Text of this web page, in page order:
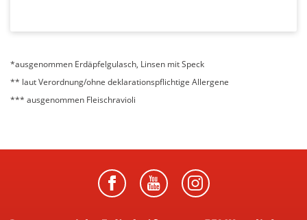
*ausgenommen Erdäpfelgulasch, Linsen mit Speck
** laut Verordnung/ohne deklarationspflichtige Allergene
*** ausgenommen Fleischravioli